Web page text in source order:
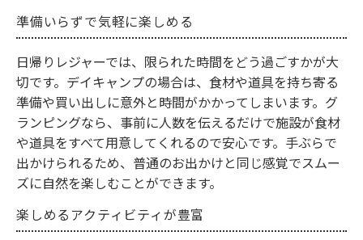
準備いらずで気軽に楽しめる
日帰りレジャーでは、限られた時間をどう過ごすかが大
切です。デイキャンプの場合は、食材や道具を持ち寄る
準備や買い出しに意外と時間がかかってしまいます。グ
ランピングなら、事前に人数を伝えるだけで施設が食材
や道具をすべて用意してくれるので安心です。手ぶらで
出かけられるため、普通のお出かけと同じ感覚でスムー
ズに自然を楽しむことができます。
楽しめるアクティビティが豊富